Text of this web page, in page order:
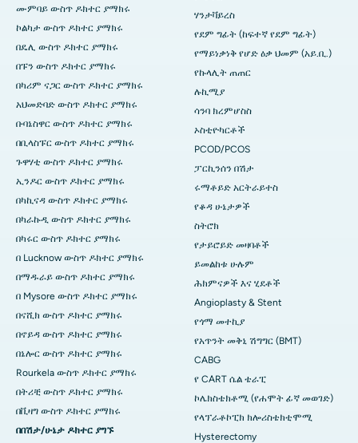
ሙምባይ ውስጥ ዶክተር ያማክሩ
ኮልካታ ውስጥ ዶክተር ያማክሩ
በዴሊ ውስጥ ዶክተር ያማክሩ
በፑን ውስጥ ዶክተር ያማክሩ
በካሪም ናጋር ውስጥ ዶክተር ያማክሩ
አህመድባድ ውስጥ ዶክተር ያማክሩ
ቡባኔስዋር ውስጥ ዶክተር ያማክሩ
በቢላስፑር ውስጥ ዶክተር ያማክሩ
ጉዋሃቲ ውስጥ ዶክተር ያማክሩ
ኢንዶር ውስጥ ዶክተር ያማክሩ
በካኪናዳ ውስጥ ዶክተር ያማክሩ
በካራኩዲ ውስጥ ዶክተር ያማክሩ
በካሩር ውስጥ ዶክተር ያማክሩ
በ Lucknow ውስጥ ዶክተር ያማክሩ
በማዱራይ ውስጥ ዶክተር ያማክሩ
በ Mysore ውስጥ ዶክተር ያማክሩ
በናሺክ ውስጥ ዶክተር ያማክሩ
በኖይዳ ውስጥ ዶክተር ያማክሩ
በኔሎር ውስጥ ዶክተር ያማክሩ
Rourkela ውስጥ ዶክተር ያማክሩ
በትሪቺ ውስጥ ዶክተር ያማክሩ
በቪዛግ ውስጥ ዶክተር ያማክሩ
በበሽታ/ሁኔታ ዶክተር ያግኙ
ሃንታቫይረስ
የደም ግፊት (ከፍተኛ የደም ግፊት)
የማይነቃነቅ የሆድ ዕቃ ህመም (አይ.ቢ.)
የኩላሊት ጠጠር
ሉኪሚያ
ሳንባ ክረምሆስስ
ኦስቲዮካርቶች
PCOD/PCOS
ፓርኪንሰን በሽታ
ሩማቶይድ አርትራይተስ
የቆዳ ሁኔታዎች
ስትሮክ
የታይሮይድ መዛባቶች
ይመልከቱ ሁሉም
ሕክምናዎች እና ሂደቶች
Angioplasty & Stent
የጎማ መተኪያ
የአጥንት መቅኒ ሽግግር (BMT)
CABG
የ CART ሴል ቴራፒ
ኮሌክስቴክቶሚ (የሐሞት ፊኛ መወገድ)
የላፕራቶኮፒክ ክሎሪስቴክቲሞሚ
Hysterectomy